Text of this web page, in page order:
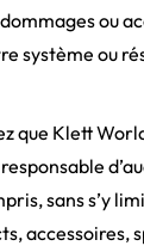
ou
système ou
que Klett
sans s’y
accessoires,